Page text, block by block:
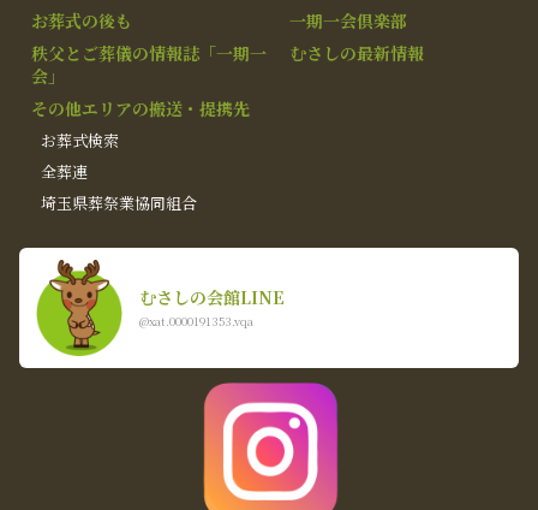
お葬式の後も
一期一会倶楽部
秩父とご葬儀の情報誌「一期一
会」
むさしの最新情報
その他エリアの搬送・提携先
お葬式検索
全葬連
埼玉県葬祭業協同組合
むさしの会館LINE
@xat.0000191353.vqa